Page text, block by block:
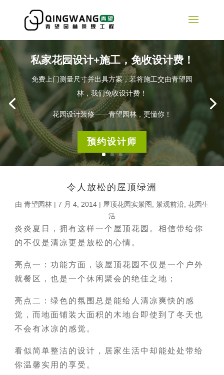
私家花园设计+施工，免收设计费！
免费上门测量尺寸并出具方案，若将施工交由青望园
林，我们免收设计费！
花园设计装修——青望园林，更懂你！
预约设计师
令人放松的屋顶绿洲
由 青望园林 | 7 月 4, 2014 | 屋顶花园实景图 景观前沿 花园生
活
炎炎夏日，拥有这样一个屋顶花园。相信带给你
的不仅是清凉更是放松的心情。
亮点一：功能方面，该屋顶花园不仅是一个户外
就餐区，也是一个休闲聚会的绝佳之地；
亮点二：绿色的氛围总是能给人清凉爽快的感
觉，而地面铺装大面积的木地台即使到了冬天也
不会有冰凉的感觉。
看似简单整洁的设计，居家生活中却能处处带给
你温馨实用的享受。